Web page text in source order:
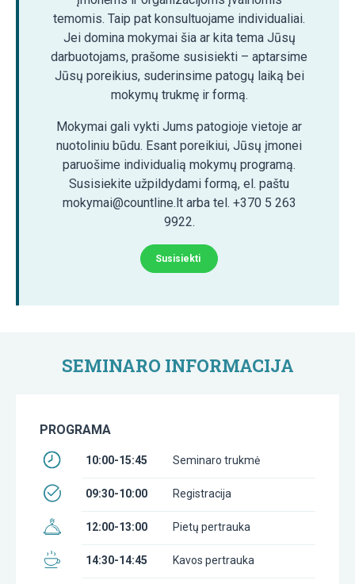
temomis. Taip pat konsultuojame individualiai.
Jei domina mokymai šia ar kita tema Jūsų
darbuotojams, prašome susisiekti – aptarsime
Jūsų poreikius, suderinsime patogų laiką bei
mokymų trukmę ir formą.
Mokymai gali vykti Jums patogioje vietoje ar
nuotoliniu būdu. Esant poreikiui, Jūsų įmonei
paruošime individualią mokymų programą.
Susisiekite užpildydami formą, el. paštu
mokymai@countline.lt arba tel. +370 5 263
9922.
Susisiekti
SEMINARO INFORMACIJA
PROGRAMA
10:00-15:45 Seminaro trukmė
09:30-10:00 Registracija
12:00-13:00 Pietų pertrauka
14:30-14:45 Kavos pertrauka